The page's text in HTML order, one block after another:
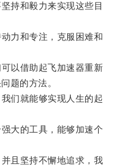
持和毅力来实现这些目
力和专注，克服困难和
以借助起飞加速器重新
题的方法。
们就能够实现人生的起
大的工具，能够加速个
且坚持不懈地追求，我